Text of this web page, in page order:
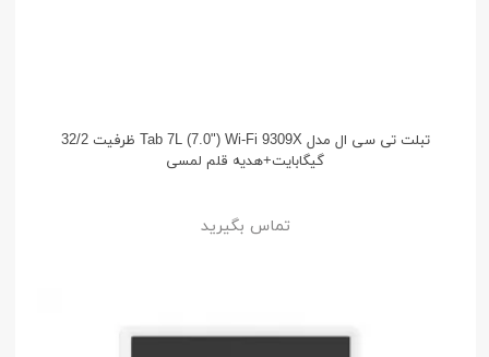
تبلت تی سی ال مدل Tab 7L (7.0") Wi-Fi 9309X ظرفیت 32/2
گیگابایت+هدیه قلم لمسی
تماس بگیرید